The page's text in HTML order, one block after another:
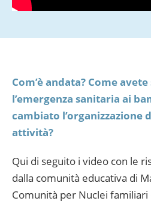
Com’è andata? Come
l’emergenza sanitaria ai
cambiato l’organizzazione
attività?
Qui di seguito i video con le
dalla comunità educativa di
Comunità per Nuclei familiari